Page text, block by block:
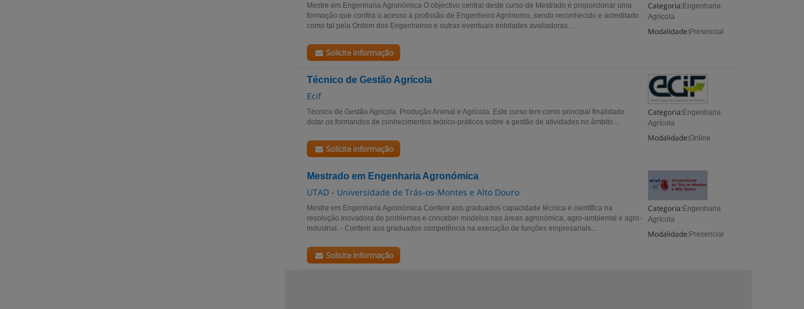
Categoria: Engenharia
Agrícola
Modalidade: Presencial
Mestre em Engenharia Agronómica O objectivo central deste curso de Mestrado é proporcionar uma
formação que confira o acesso à profissão de Engenheiro Agrónomo, sendo reconhecido e acreditado
como tal pela Ordem dos Engenheiros e outras eventuais entidades avaliadoras....
Solicite informação
Técnico de Gestão Agrícola
Ecif
Categoria: Engenharia
Agrícola
Modalidade:Online
Técnico de Gestão Agrícola. Produção Animal e Agrícola. Este curso tem como principal finalidade
dotar os formandos de conhecimentos teórico-práticos sobre a gestão de atividades no âmbito...
Solicite informação
Mestrado em Engenharia Agronómica
UTAD - Universidade de Trás-os-Montes e Alto Douro
Categoria: Engenharia
Agrícola
Modalidade: Presencial
Mestre em Engenharia Agronómica Conferir aos graduados capacidade técnica e científica na
resolução inovadora de problemas e conceber modelos nas áreas agronómica, agro-ambiental e agro-
industrial. - Conferir aos graduados competência na execução de funções empresariais...
Solicite informação